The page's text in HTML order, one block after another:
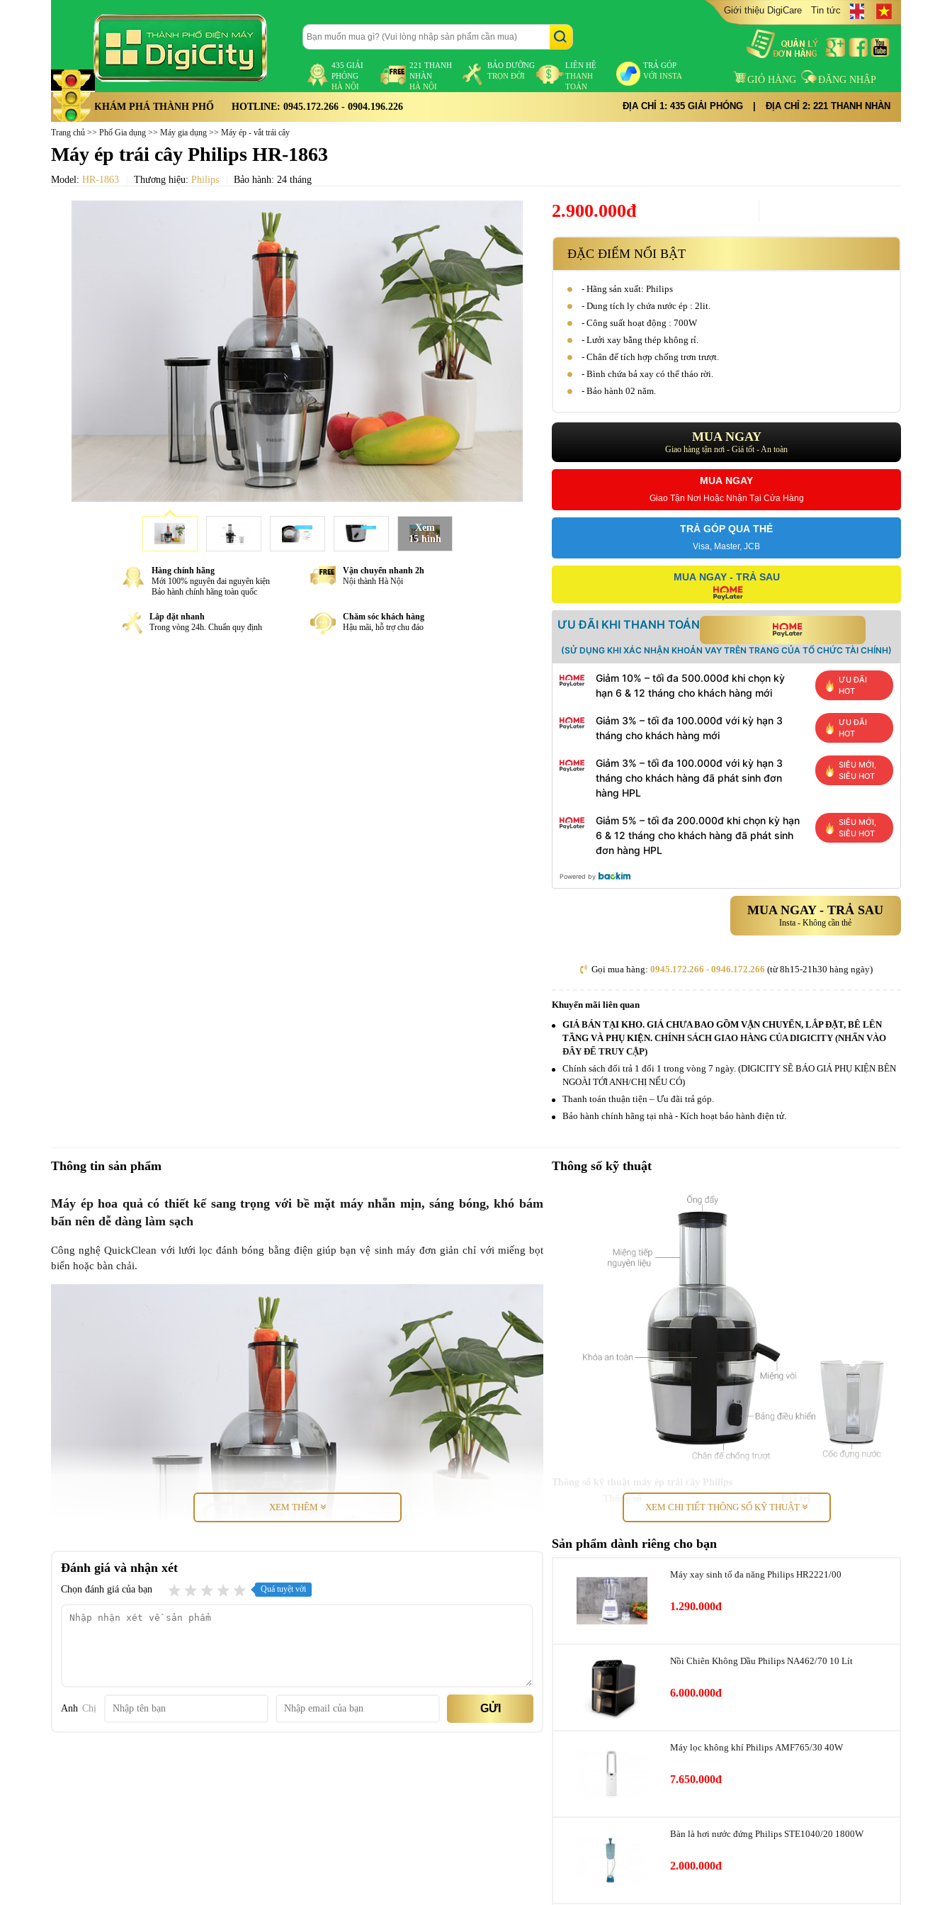
435 GIẢI
PHÓNG
HÀ NỘI
221 THANH
NHÀN
HÀ NỘI
BẢO DƯỠNG
TRỌN ĐỜI
LIÊN HỆ
THANH
TOÁN
TRẢ GÓP
VỚI INSTA
Giới thiệu DigiCare Tin tức
GIỎ HÀNG ĐĂNG NHẬP
KHÁM PHÁ THÀNH PHỐ HOTLINE: 0945.172.266 - 0904.196.226 ĐỊA CHỈ 1: 435 GIẢI PHÓNG ĐỊA CHỈ 2: 221 THANH NHÀN
Trang chủ >> Phố Gia dụng >> Máy gia dụng >> Máy ép - vắt trái cây
Máy ép trái cây Philips HR-1863
Model: HR-1863 Thương hiệu: Philips Bảo hành: 24 tháng
Xem
15 hình
Hàng chính hãng
Mới 100% nguyên đai nguyên kiện
Bảo hành chính hãng toàn quốc
Vận chuyển nhanh 2h
Nội thành Hà Nội
Lắp đặt nhanh
Trong vòng 24h. Chuẩn quy định
Chăm sóc khách hàng
Hậu mãi, hỗ trợ chu đáo
2.900.000đ
ĐẶC ĐIỂM NỔI BẬT
- Hãng sản xuất: Philips
- Dung tích ly chứa nước ép : 2lit.
- Công suất hoạt động : 700W
- Lưởi xay bằng thép không rỉ.
- Chân đế tích hợp chống trơn trượt.
- Bình chứa bả xay có thể tháo rời.
- Bảo hành 02 năm.
MUA NGAY
Giao hàng tận nơi - Giá tốt - An toàn
MUA NGAY
Giao Tận Nơi Hoặc Nhận Tại Cửa Hàng
TRẢ GÓP QUA THẺ
Visa, Master, JCB
MUA NGAY - TRẢ SAU
ƯU ĐÃI KHI THANH TOÁN
(SỬ DỤNG KHI XÁC NHẬN KHOẢN VAY TRÊN TRANG CỦA TỔ CHỨC TÀI CHÍNH)
Giảm 10% – tối đa 500.000đ khi chọn kỳ
hạn 6 & 12 tháng cho khách hàng mới
ƯU ĐÃI
HOT
Giảm 3% – tối đa 100.000đ với kỳ hạn 3
tháng cho khách hàng mới
ƯU ĐÃI
HOT
Giảm 3% – tối đa 100.000đ với kỳ hạn 3
tháng cho khách hàng đã phát sinh đơn
hàng HPL
SIÊU MỚI,
SIÊU HOT
Giảm 5% – tối đa 200.000đ khi chọn kỳ hạn
6 & 12 tháng cho khách hàng đã phát sinh
đơn hàng HPL
SIÊU MỚI,
SIÊU HOT
Powered by
MUA NGAY - TRẢ SAU
Insta - Không cần thẻ
Gọi mua hàng: 0945.172.266 - 0946.172.266 (từ 8h15-21h30 hàng ngày)
Khuyến mãi liên quan
GIÁ BÁN TẠI KHO. GIÁ CHƯA BAO GỒM VẬN CHUYỂN, LẮP ĐẶT, BÊ LÊN
TẦNG VÀ PHỤ KIỆN. CHÍNH SÁCH GIAO HÀNG CỦA DIGICITY (NHẤN VÀO
ĐÂY ĐỂ TRUY CẬP)
Chính sách đổi trả 1 đổi 1 trong vòng 7 ngày. (DIGICITY SẼ BÁO GIÁ PHỤ KIỆN BÊN
NGOÀI TỚI ANH/CHỊ NẾU CÓ)
Thanh toán thuận tiện – Ưu đãi trả góp.
Bảo hành chính hãng tại nhà - Kích hoạt bảo hành điện tử.
Thông tin sản phẩm
Máy ép hoa quả có thiết kế sang trọng với bề mặt máy nhẵn mịn, sáng bóng, khó bám
bẩn nên dễ dàng làm sạch
Công nghệ QuickClean với lưới lọc đánh bóng bằng điện giúp bạn vệ sinh máy đơn giản chỉ với miếng bọt
biển hoặc bàn chải.
XEM THÊM
Đánh giá và nhận xét
Chọn đánh giá của bạn Quá tuyệt vời
Anh Chị GỬI
Thông số kỹ thuật
Thông số kỹ thuật máy ép trái cây Philips
Thông số
Máy ép trái cây
Chức năng Ép trái cây, rau củ
Công suất 800W
Ống tiếp nguyên liệu 75 mm
Dung tích
Chất liệu cối
XEM CHI TIẾT THÔNG SỐ KỸ THUẬT
Sản phẩm dành riêng cho bạn
Máy xay sinh tố đa năng Philips HR2221/00
1.290.000đ
Nồi Chiên Không Dầu Philips NA462/70 10 Lít
6.000.000đ
Máy lọc không khí Philips AMF765/30 40W
7.650.000đ
Bàn là hơi nước đứng Philips STE1040/20 1800W
2.000.000đ